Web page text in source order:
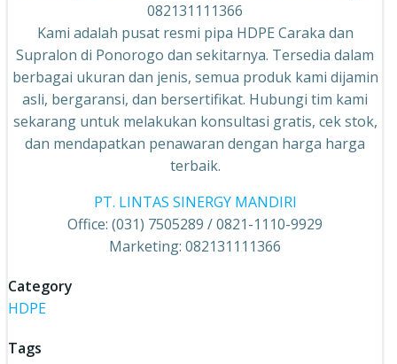
082131111366
Kami adalah pusat resmi pipa HDPE Caraka dan
Supralon di Ponorogo dan sekitarnya. Tersedia dalam
berbagai ukuran dan jenis, semua produk kami dijamin
asli, bergaransi, dan bersertifikat. Hubungi tim kami
sekarang untuk melakukan konsultasi gratis, cek stok,
dan mendapatkan penawaran dengan harga harga
terbaik.
PT. LINTAS SINERGY MANDIRI
Office: (031) 7505289 / 0821-1110-9929
Marketing: 082131111366
Category
HDPE
Tags